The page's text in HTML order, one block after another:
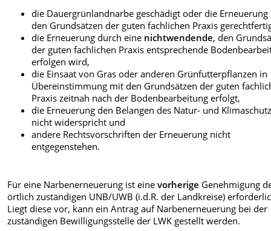
die Dauergrünlandnarbe geschädigt oder die Erneuerung
den Grundsätzen der guten fachlichen Praxis
die Erneuerung durch eine nichtwendende, den
der guten fachlichen Praxis entsprechende
erfolgen wird,
die Einsaat von Gras oder anderen Grünfutterpflanzen in
Übereinstimmung mit den Grundsätzen der guten
Praxis zeitnah nach der Bodenbearbeitung erfolgt,
die Erneuerung den Belangen des Natur- und
nicht widerspricht und
andere Rechtsvorschriften der Erneuerung nicht
entgegenstehen.
Für eine Narbenerneuerung ist einevorherige Genehmigung
örtlich zuständigen UNB/UWB (i.d.R. der Landkreise)
Liegt diese vor, kann ein Antrag auf Narbenerneuerung bei der
zuständigen Bewilligungsstelle der LWK gestellt werden.